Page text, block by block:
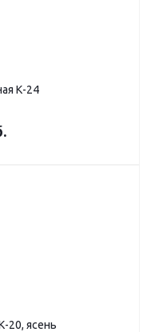
К-24
20, ясень